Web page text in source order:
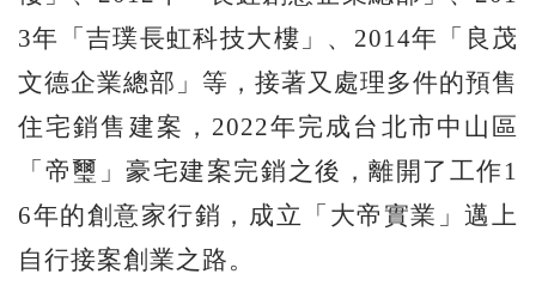
3年「吉璞長虹科技大樓」、2014年「良茂
文德企業總部」等，接著又處理多件的預售
住宅銷售建案，2022年完成台北市中山區
「帝璽」豪宅建案完銷之後，離開了工作1
6年的創意家行銷，成立「大帝實業」邁上
自行接案創業之路。